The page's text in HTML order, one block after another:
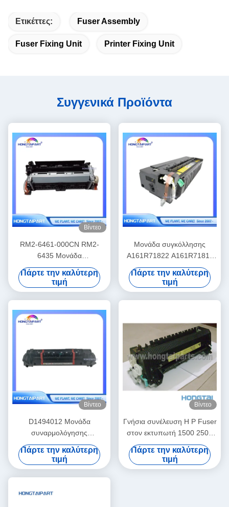
Ετικέττες: Fuser Assembly
Fuser Fixing Unit Printer Fixing Unit
Συγγενικά Προϊόντα
Βίντεο
RM2-6461-000CN RM2-
6435 Μονάδα
Σταθεροποίησης Fuser
Εκτυπωτή για HP Color
LaserJet Pro M452nw MFP
M477f
Πάρτε την καλύτερη
τιμή
Μονάδα συγκόλλησης
A161R71822 A161R71811
για την Konica Minolta 224
284 364 C224 C284 C364
Πάρτε την καλύτερη
τιμή
Βίντεο
D1494012 Μονάδα
συναρμολόγησης
συσσωρευτή για τη Ricoh
MP C4503 Μονάδα
συσσωρευτή
Πάρτε την καλύτερη
τιμή
Βίντεο
Γνήσια συνέλευση H P Fuser
στον εκτυπωτή 1500 2500
2550 2820 2840 RM1-3525
Πάρτε την καλύτερη
τιμή